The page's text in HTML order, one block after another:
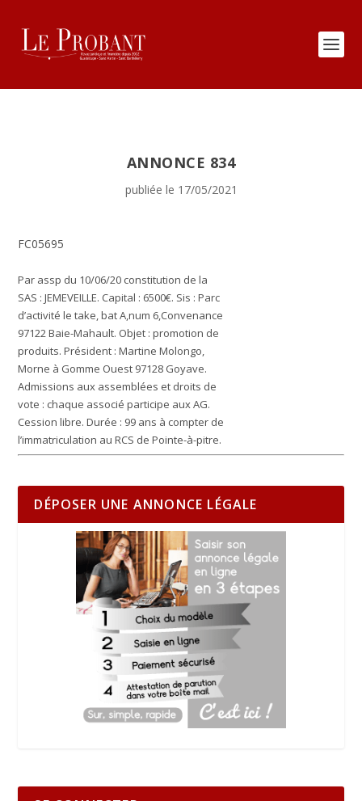
ANNONCE 834
publiée le 17/05/2021
FC05695
Par assp du 10/06/20 constitution de la
SAS : JEMEVEILLE. Capital : 6500€. Sis : Parc
d’activité le take, bat A,num 6,Convenance
97122 Baie-Mahault. Objet : promotion de
produits. Président : Martine Molongo,
Morne à Gomme Ouest 97128 Goyave.
Admissions aux assemblées et droits de
vote : chaque associé participe aux AG.
Cession libre. Durée : 99 ans à compter de
l’immatriculation au RCS de Pointe-à-pitre.
DÉPOSER UNE ANNONCE LÉGALE